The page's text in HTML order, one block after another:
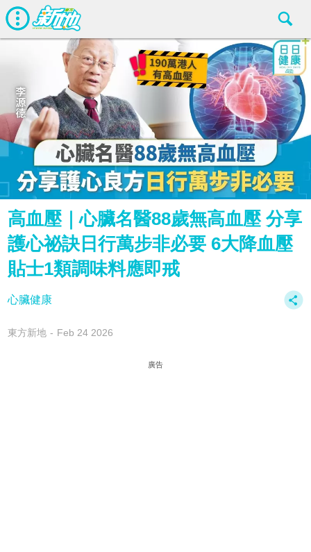
高血壓｜心臟名醫88歲無高血壓 分享
護心祕訣日行萬步非必要 6大降血壓
貼士1類調味料應即戒
心臟健康
東方新地 Feb 24 2026
廣告